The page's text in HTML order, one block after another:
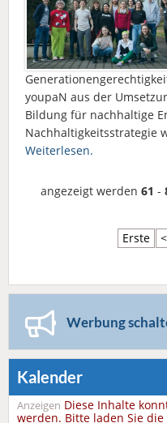
youpaN aus der
Bildung für nachhaltige
Nachhaltigkeitsstrategie
Weiterlesen.
angezeigt werden 61 -
Erste
Werbung
Kalender
Anzeigen Diese Inhalte
werden. Bitte laden Sie die